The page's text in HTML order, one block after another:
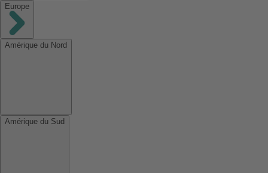
Europe
Amérique du Nord
Amérique du Sud